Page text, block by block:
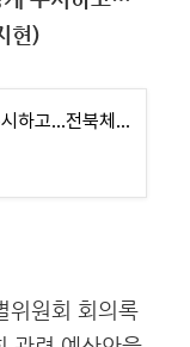
현)
미담 꾸며내고, 징계 무시하고…전북체육회 ‘도마’
위원회 회의록